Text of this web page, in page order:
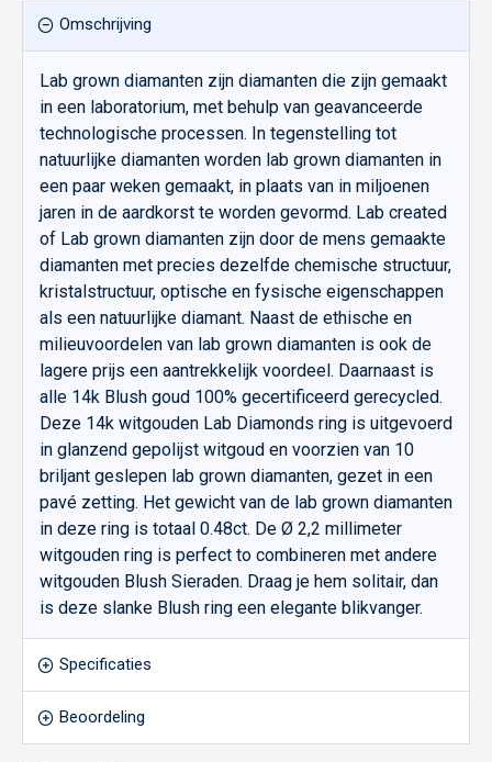
Omschrijving
Lab grown diamanten zijn diamanten die zijn gemaakt
in een laboratorium, met behulp van geavanceerde
technologische processen. In tegenstelling tot
natuurlijke diamanten worden lab grown diamanten in
een paar weken gemaakt, in plaats van in miljoenen
jaren in de aardkorst te worden gevormd. Lab created
of Lab grown diamanten zijn door de mens gemaakte
diamanten met precies dezelfde chemische structuur,
kristalstructuur, optische en fysische eigenschappen
als een natuurlijke diamant. Naast de ethische en
milieuvoordelen van lab grown diamanten is ook de
lagere prijs een aantrekkelijk voordeel. Daarnaast is
alle 14k Blush goud 100% gecertificeerd gerecycled.
Deze 14k witgouden Lab Diamonds ring is uitgevoerd
in glanzend gepolijst witgoud en voorzien van 10
briljant geslepen lab grown diamanten, gezet in een
pavé zetting. Het gewicht van de lab grown diamanten
in deze ring is totaal 0.48ct. De Ø 2,2 millimeter
witgouden ring is perfect to combineren met andere
witgouden Blush Sieraden. Draag je hem solitair, dan
is deze slanke Blush ring een elegante blikvanger.
Specificaties
Beoordeling